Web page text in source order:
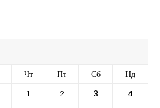
Чт Пт Сб
Нд
1
2 3
4